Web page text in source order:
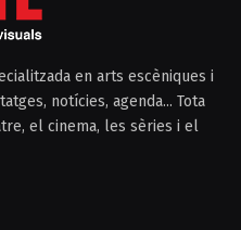
en arts escèniques i
notícies, agenda... Tota
el cinema, les sèries i el